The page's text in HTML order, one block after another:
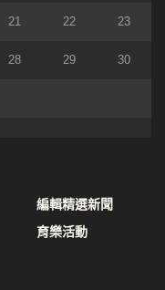
21 22 23
28 29 30
編輯精選新聞
育樂活動